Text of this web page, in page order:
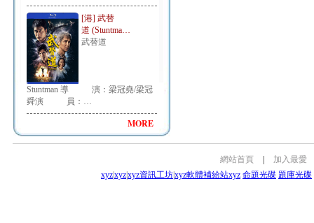
[港] 武替
道 (Stuntma…
武替道
Stuntman 導 演：梁冠堯/梁冠
舜演 員：…
MORE
網站首頁
加入最愛
xyzxyzxyz資訊工坊xyz軟體補給站xyz 命題光碟 題庫光碟